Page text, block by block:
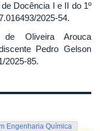
Docência I e II do 1º
2025-54.
Oliveira Arouca
Pedro Gelson
2025-85.
Engenharia Química